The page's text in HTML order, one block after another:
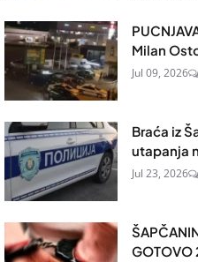
Milan
Jul 09, 2026
Braća iz
utapanja
Jul 23, 2026
GOTOVO